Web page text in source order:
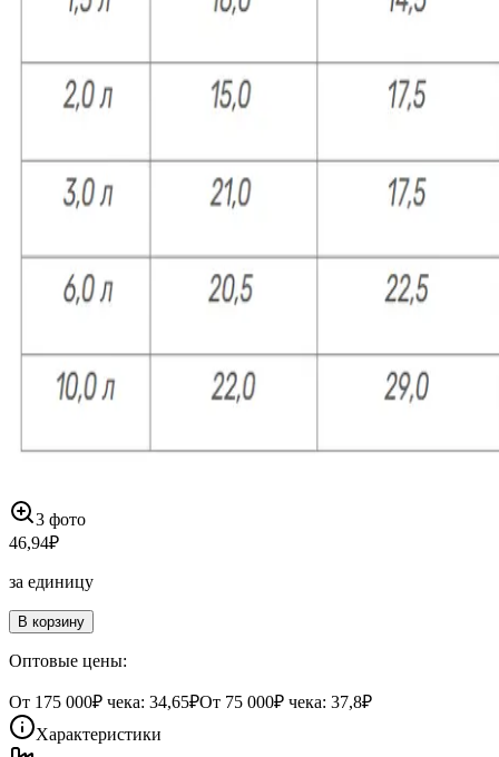
3 фото
46,94₽
за единицу
В корзину
Оптовые цены:
От 175 000₽ чека: 34,65₽От 75 000₽ чека: 37,8₽
Характеристики